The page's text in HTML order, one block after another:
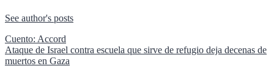
See author's posts
Navegación
de
Cuento: Accord
Ataque de Israel contra escuela que sirve de refugio deja decenas de
muertos en Gaza